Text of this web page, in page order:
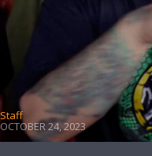
Staff
OCTOBER 24, 2023